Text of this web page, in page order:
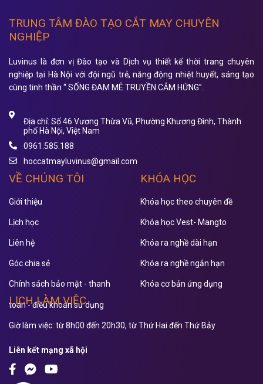
TRUNG TÂM ĐÀO TẠO CẮT MAY CHUYÊN
NGHIỆP
Luvinus là đơn vị Đào tạo và Dịch vụ thiết kế thời trang chuyên
nghiệp tại Hà Nội với đội ngũ trẻ, năng động nhiệt huyết, sáng tạo
cùng tinh thần “ SỐNG ĐAM MÊ TRUYỀN CẢM HỨNG”.
Địa chỉ: Số 46 Vương Thừa Vũ, Phường Khương Đình, Thành
phố Hà Nội, Việt Nam
0961.585.188
hoccatmayluvinus@gmail.com
VỀ CHÚNG TÔI
Giới thiệu
Lịch học
Liên hệ
Góc chia sẻ
Chính sách bảo mật - thanh
toán - điều khoản sử dụng
KHÓA HỌC
Khóa học theo chuyên đề
Khóa học Vest- Mangto
Khóa ra nghề dài hạn
Khóa ra nghề ngắn hạn
Khóa cơ bản ứng dụng
LỊCH LÀM VIỆC
Giờ làm việc: từ 8h00 đến 20h30, từ Thứ Hai đến Thứ Bảy
Liên kết mạng xã hội